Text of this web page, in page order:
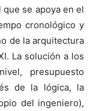
se apoya en el
cronológico y
de la arquitectura
La solución a los
presupuesto
de la lógica, la
del ingeniero),